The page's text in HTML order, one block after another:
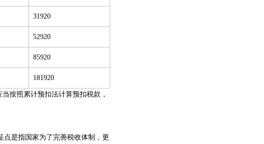
31920
52920
85920
181920
按照累计预扣法计算预扣税款，
点是指国家为了完善税收体制，更